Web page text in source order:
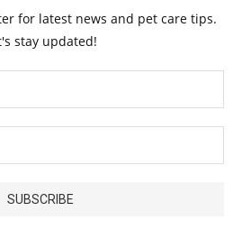
for latest news and pet care tips.
stay updated!